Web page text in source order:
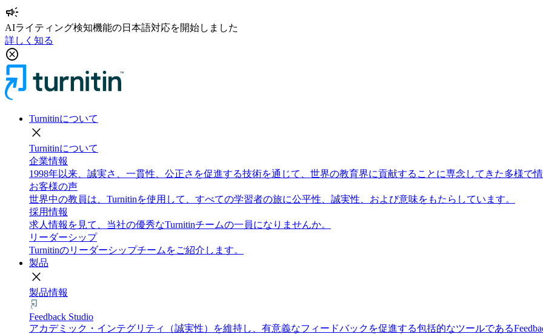
campaign
AIライティング検知機能の日本語対応を開始しました
詳しく知る
cancel
Turnitinについて
close
Turnitinについて
企業情報
1998年以来、誠実さ、一貫性、公正さを促進する技術を通じて、世界の教育界に貢献することに専念してきた多様で
お客様の声
世界中の教員は、Turnitinを使用して、すべての学習者の旅に公平性、誠実性、および意味をもたらしています。
採用情報
求人情報を見て、当社の優秀なTurnitinチームの一員になりませんか。
リーダーシップ
Turnitinのリーダーシップチームをご紹介します。
製品
close
製品情報
Feedback Studio
アカデミック・インテグリティ（誠実性）を維持し、有意義なフィードバックを促進する包括的なツールである